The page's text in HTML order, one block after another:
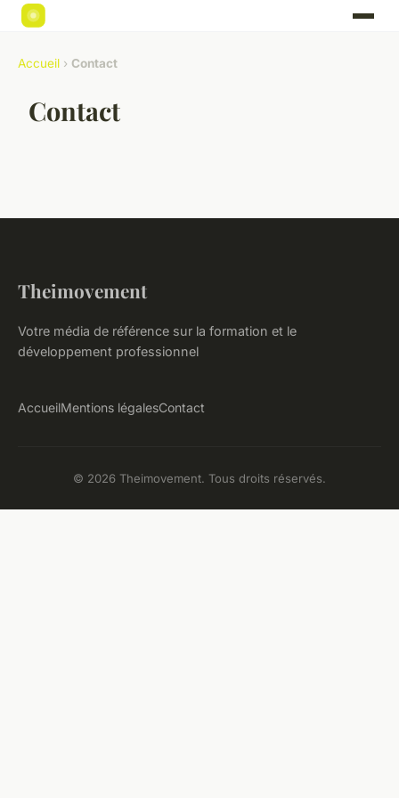
Accueil › Contact
Contact
Theimovement
Votre média de référence sur la formation et le
développement professionnel
AccueilMentions légalesContact
© 2026 Theimovement. Tous droits réservés.